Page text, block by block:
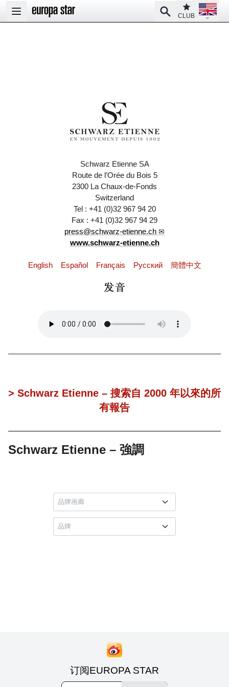
Open main menu
SearchClub
CLUB
Open
Schwarz Etienne SA
Route de l’Orée du Bois 5
2300 La Chaux-de-Fonds
Switzerland
Tel : +41 (0)32 967 94 20
Fax : +41 (0)32 967 94 29
press@schwarz-etienne.ch
www.schwarz-etienne.ch
English Español Français Pусский 簡體中文
> Schwarz Etienne – 搜索自 2000 年以來的所
有報告
Schwarz Etienne – 強調
订阅EUROPA STAR